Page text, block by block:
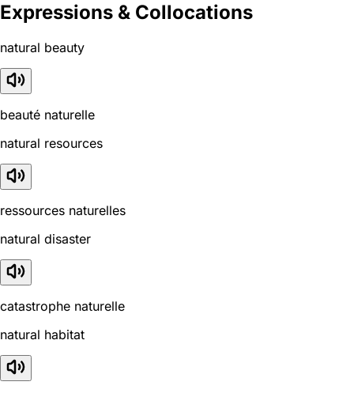
Expressions & Collocations
natural beauty
beauté naturelle
natural resources
ressources naturelles
natural disaster
catastrophe naturelle
natural habitat